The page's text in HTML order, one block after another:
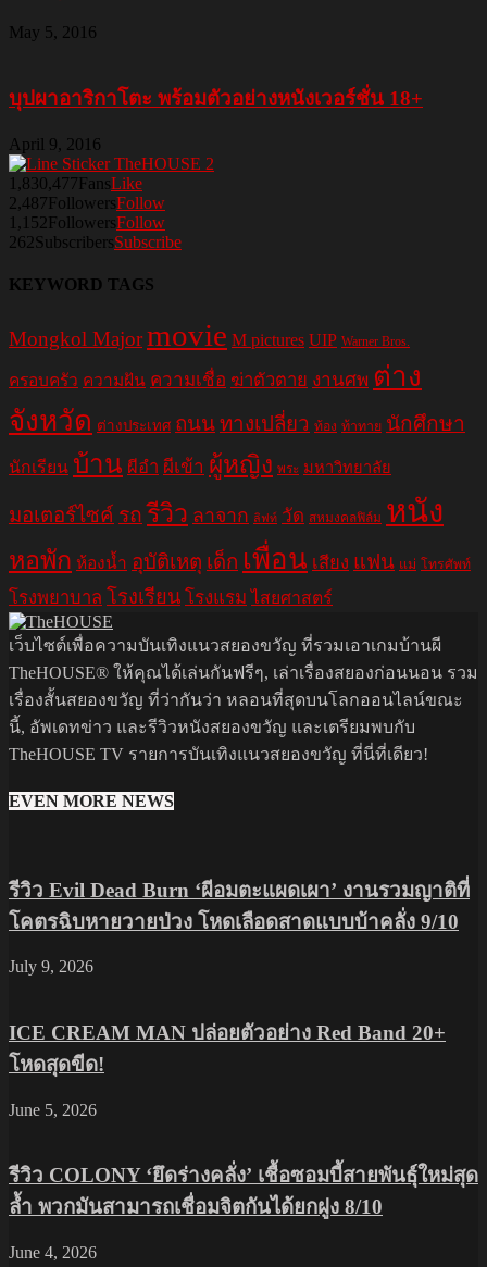
May 5, 2016
บุปผาอาริกาโตะ พร้อมตัวอย่างหนังเวอร์ชั่น 18+
April 9, 2016
1,830,477FansLike
2,487FollowersFollow
1,152FollowersFollow
262SubscribersSubscribe
KEYWORD TAGS
Mongkol Majormovie M pictures UIP Warner Bros.
ครอบครัว ความฝัน ความเชื่อ ฆ่าตัวตาย งานศพ ต่าง
จังหวัด ต่างประเทศ ถนนทางเปลี่ยว ท้อง ท้าทาย นักศึกษา
นักเรียน บ้าน ผีอำ ผีเข้า ผู้หญิง พระ มหาวิทยาลัย
มอเตอร์ไซค์ รถ รีวิว ลาจาก ลิฟท์ วัด สหมงคลฟิล์ม หนัง
หอพัก ห้องน้ำ อุบัติเหตุ เด็ก เพื่อน เสียง แฟน แม่ โทรศัพท์
โรงพยาบาล โรงเรียน โรงแรม ไสยศาสตร์
เว็บไซต์เพื่อความบันเทิงแนวสยองขวัญ ที่รวมเอาเกมบ้านผี
TheHOUSE® ให้คุณได้เล่นกันฟรีๆ, เล่าเรื่องสยองก่อนนอน รวม
เรื่องสั้นสยองขวัญ ที่ว่ากันว่า หลอนที่สุดบนโลกออนไลน์ขณะ
นี้, อัพเดทข่าว และรีวิวหนังสยองขวัญ และเตรียมพบกับ
TheHOUSE TV รายการบันเทิงแนวสยองขวัญ ที่นี่ที่เดียว!
EVEN MORE NEWS
รีวิว Evil Dead Burn ‘ผีอมตะแผดเผา’ งานรวมญาติที่
โคตรฉิบหายวายป่วง โหดเลือดสาดแบบบ้าคลั่ง 9/10
July 9, 2026
ICE CREAM MAN ปล่อยตัวอย่าง Red Band 20+
โหดสุดขีด!
June 5, 2026
รีวิว COLONY ‘ยึดร่างคลั่ง’ เชื้อซอมบี้สายพันธุ์ใหม่สุด
ล้ำ พวกมันสามารถเชื่อมจิตกันได้ยกฝูง 8/10
June 4, 2026